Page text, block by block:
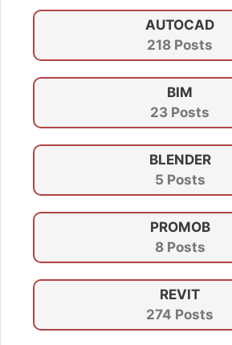
AUTOCAD
218 Posts
BIM
23 Posts
BLENDER
5 Posts
PROMOB
8 Posts
REVIT
274 Posts